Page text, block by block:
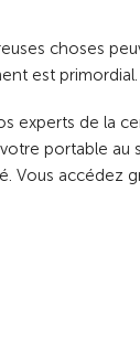
choses
est primordial.
experts de la
portable au
Vous accédez